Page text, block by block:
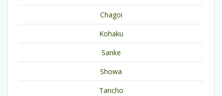
Chagoi
Kohaku
Sanke
Showa
Tancho